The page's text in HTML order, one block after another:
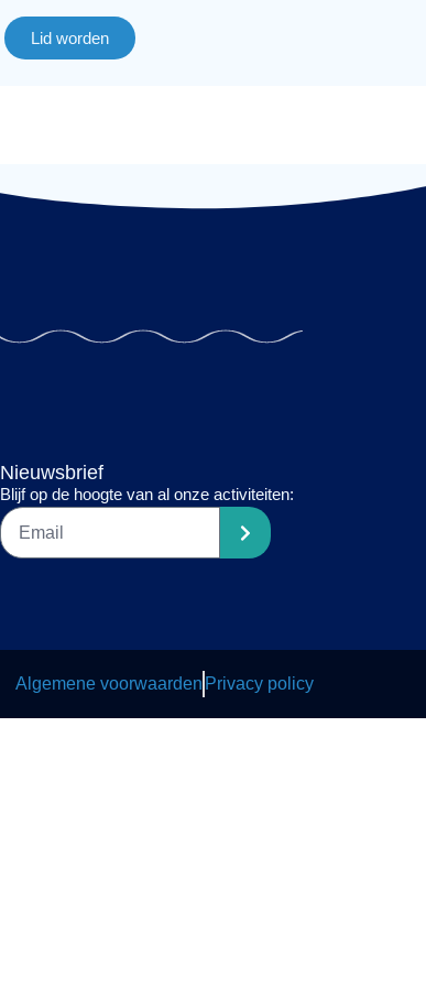
Lid worden
Nieuwsbrief
Blijf op de hoogte van al onze activiteiten:
Algemene voorwaarden Privacy policy